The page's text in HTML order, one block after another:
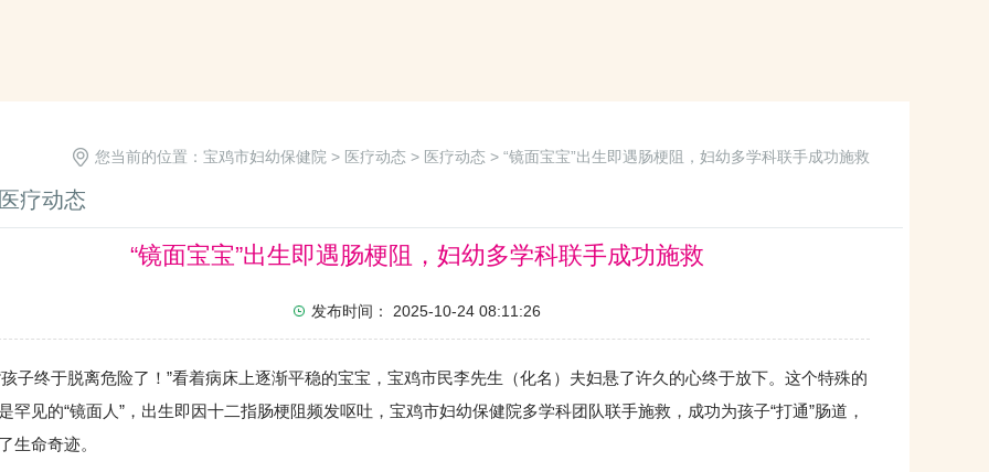
您当前的位置： 宝鸡市妇幼保健院 > 医疗动态 > 医疗动态 > “镜面宝宝”出生即遇肠梗阻，妇幼多学科联手成功施救
疗动态
“镜面宝宝”出生即遇肠梗阻，妇幼多学科联手成功施救
发布时间： 2025-10-24 08:11:26
终于脱离危险了！”看着病床上逐渐平稳的宝宝，宝鸡市民李先生（化名）夫妇悬了许久的心终于放下。这个特殊的
罕见的“镜面人”，出生即因十二指肠梗阻频发呕吐，宝鸡市妇幼保健院多学科团队联手施救，成功为孩子“打通”肠道，
生命奇迹。